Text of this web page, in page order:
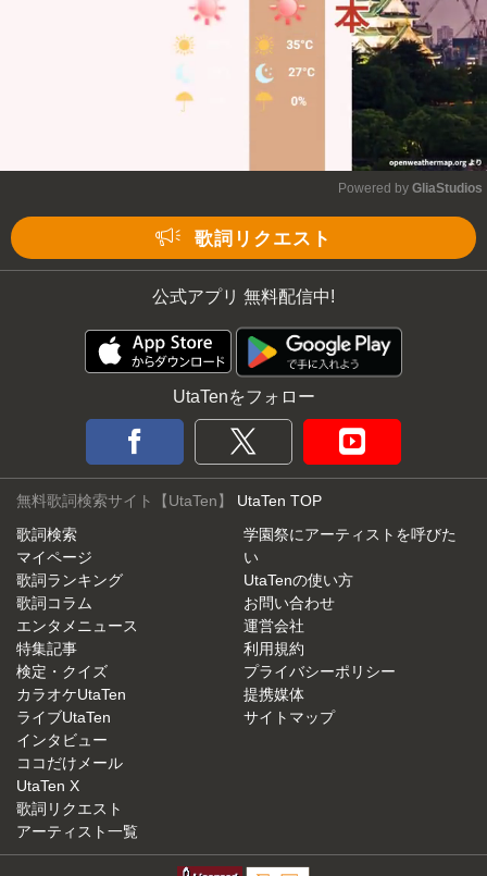
Powered by GliaStudios
歌詞リクエスト
公式アプリ 無料配信中!
UtaTenをフォロー
無料歌詞検索サイト【UtaTen】 UtaTen TOP
歌詞検索
マイページ
歌詞ランキング
歌詞コラム
エンタメニュース
特集記事
検定・クイズ
カラオケUtaTen
ライブUtaTen
インタビュー
ココだけメール
UtaTen X
歌詞リクエスト
アーティスト一覧
学園祭にアーティストを呼びた
い
UtaTenの使い方
お問い合わせ
運営会社
利用規約
プライバシーポリシー
提携媒体
サイトマップ